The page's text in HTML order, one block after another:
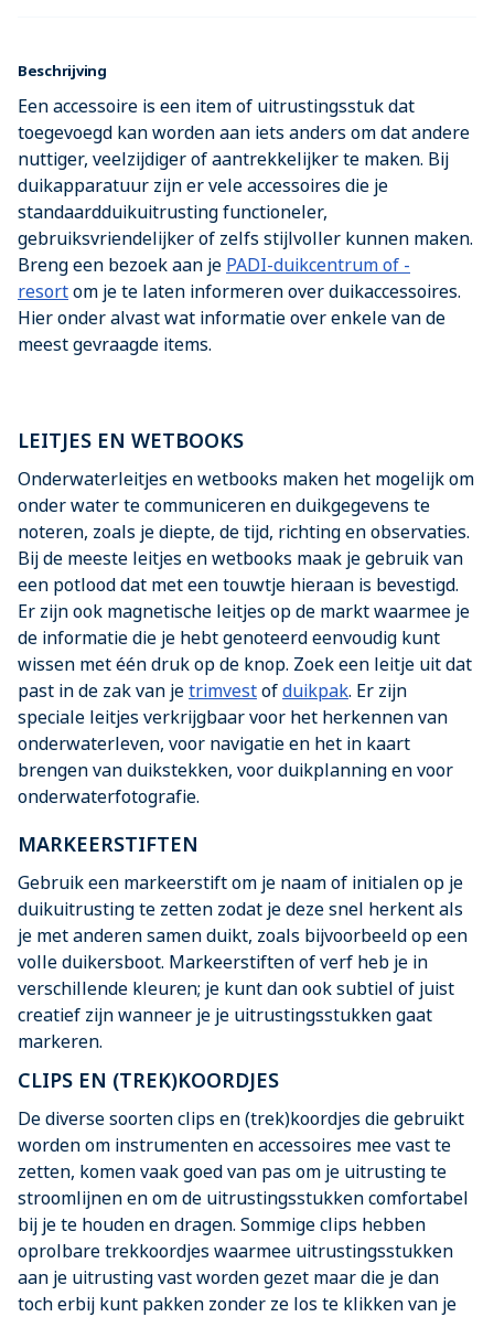
Beschrijving
Een accessoire is een item of uitrustingsstuk dat
toegevoegd kan worden aan iets anders om dat andere
nuttiger, veelzijdiger of aantrekkelijker te maken. Bij
duikapparatuur zijn er vele accessoires die je
standaardduikuitrusting functioneler,
gebruiksvriendelijker of zelfs stijlvoller kunnen maken.
Breng een bezoek aan je PADI-duikcentrum of -
resortom je te laten informeren over duikaccessoires.
Hier onder alvast wat informatie over enkele van de
meest gevraagde items.
LEITJES EN WETBOOKS
Onderwaterleitjes en wetbooks maken het mogelijk om
onder water te communiceren en duikgegevens te
noteren, zoals je diepte, de tijd, richting en observaties.
Bij de meeste leitjes en wetbooks maak je gebruik van
een potlood dat met een touwtje hieraan is bevestigd.
Er zijn ook magnetische leitjes op de markt waarmee je
de informatie die je hebt genoteerd eenvoudig kunt
wissen met één druk op de knop. Zoek een leitje uit dat
past in de zak van jetrimvestofduikpak. Er zijn
speciale leitjes verkrijgbaar voor het herkennen van
onderwaterleven, voor navigatie en het in kaart
brengen van duikstekken, voor duikplanning en voor
onderwaterfotografie.
MARKEERSTIFTEN
Gebruik een markeerstift om je naam of initialen op je
duikuitrusting te zetten zodat je deze snel herkent als
je met anderen samen duikt, zoals bijvoorbeeld op een
volle duikersboot. Markeerstiften of verf heb je in
verschillende kleuren; je kunt dan ook subtiel of juist
creatief zijn wanneer je je uitrustingsstukken gaat
markeren.
CLIPS EN (TREK)KOORDJES
De diverse soorten clips en (trek)koordjes die gebruikt
worden om instrumenten en accessoires mee vast te
zetten, komen vaak goed van pas om je uitrusting te
stroomlijnen en om de uitrustingsstukken comfortabel
bij je te houden en dragen. Sommige clips hebben
oprolbare trekkoordjes waarmee uitrustingsstukken
aan je uitrusting vast worden gezet maar die je dan
toch erbij kunt pakken zonder ze los te klikken van je